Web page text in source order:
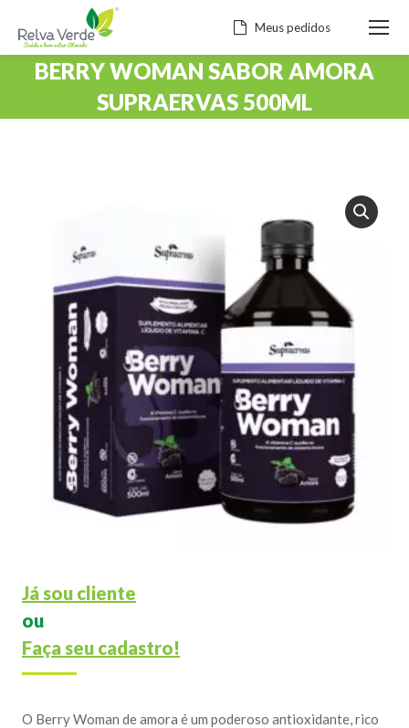
Meus pedidos
BERRY WOMAN SABOR AMORA
SUPRAERVAS 500ML
Já sou cliente
ou
Faça seu cadastro!
O Berry Woman de amora é um poderoso antioxidante, rico